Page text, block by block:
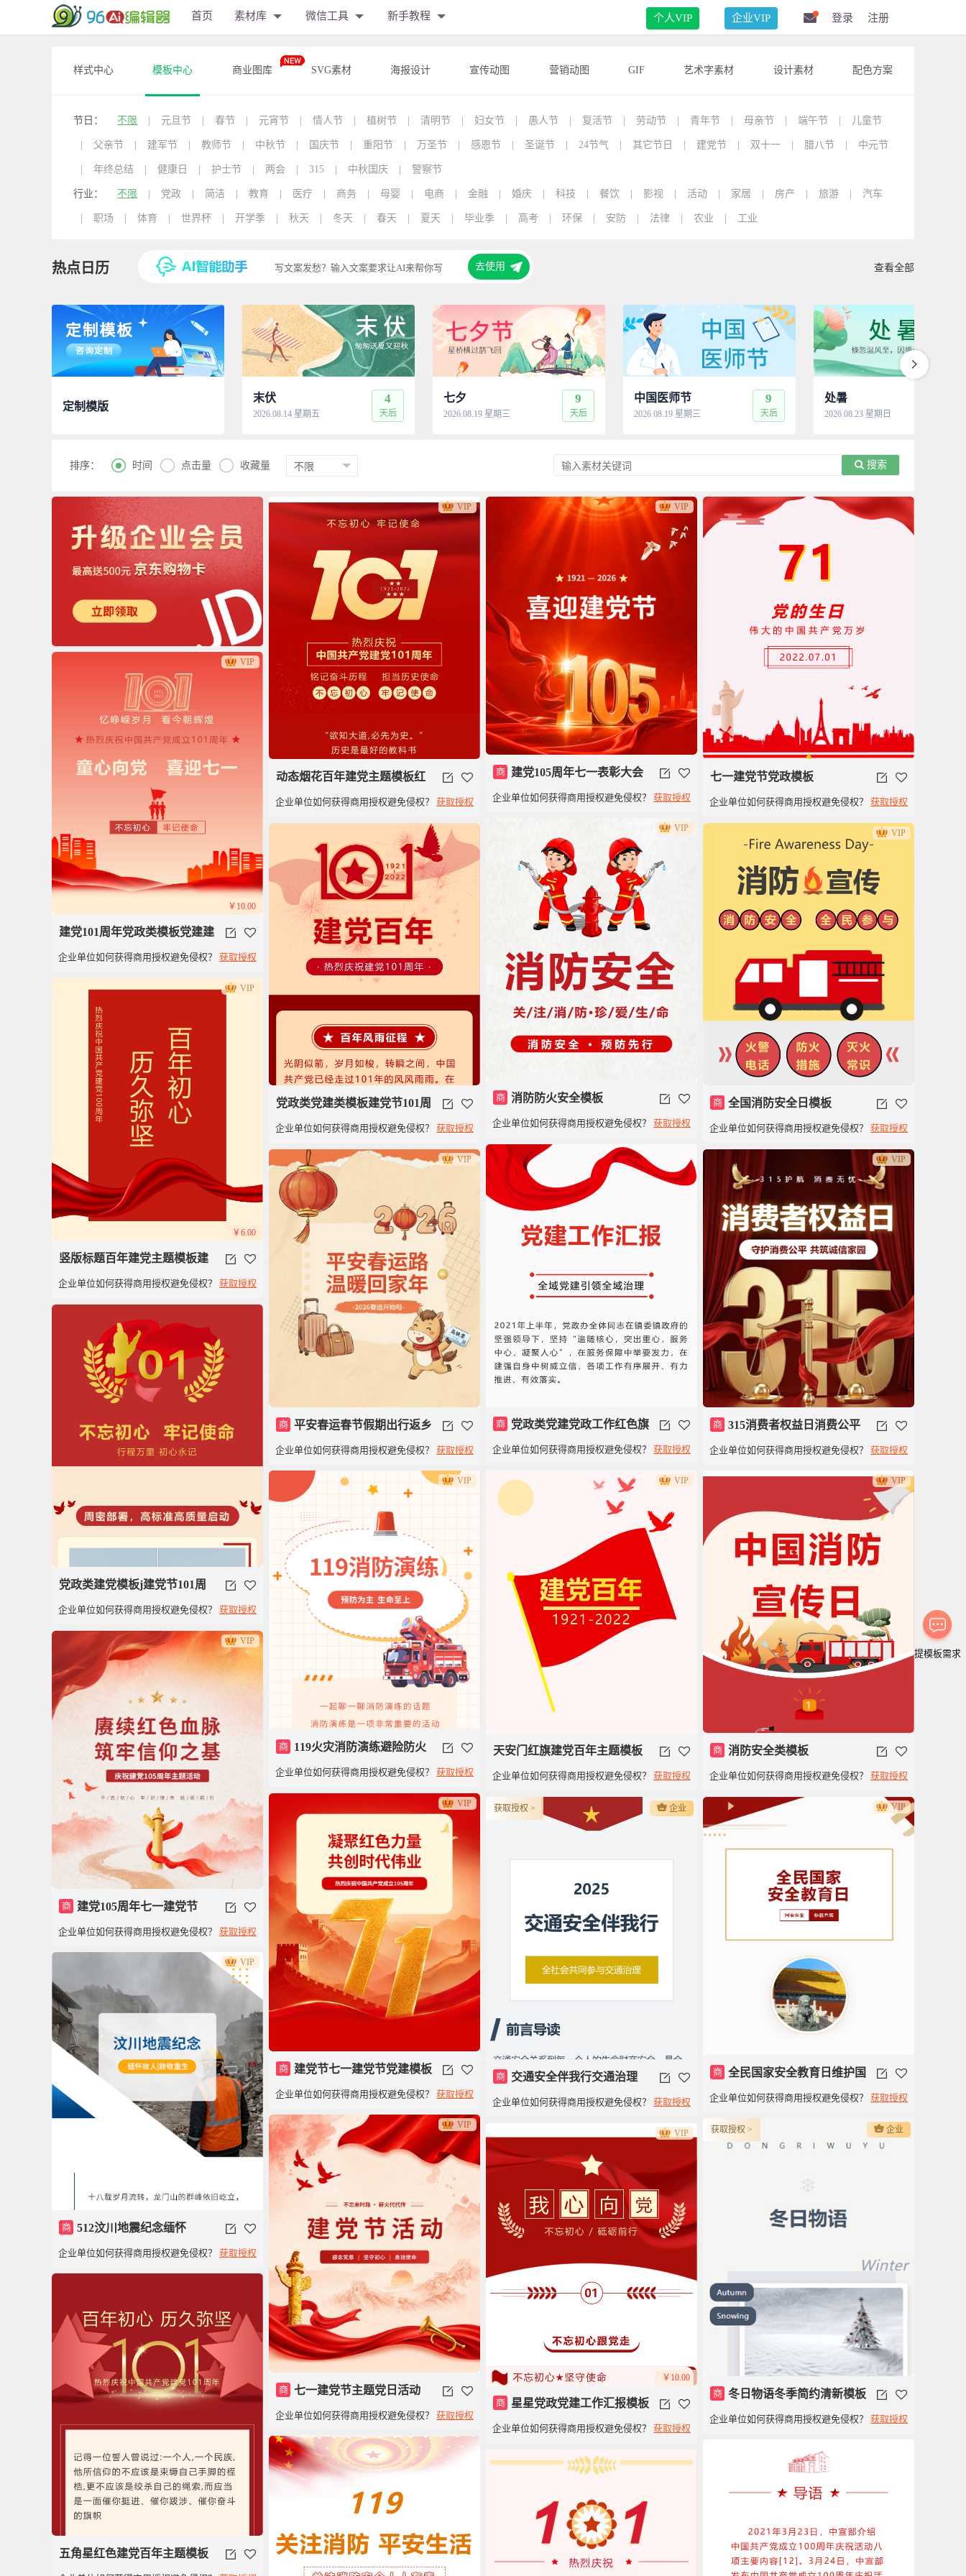
首页 素材库 微信工具 新手教程 个人VIP 企业VIP 登录 注册
样式中心 模板中心 商业图库 SVG素材 海报设计 宣传动图 营销动图 GIF 艺术字素材 设计素材 配色方案
节日： 不限 元旦节 春节 元宵节 情人节 植树节 清明节 妇女节 愚人节 复活节 劳动节 青年节 母亲节 端午节 儿童节
父亲节 建军节 教师节 中秋节 国庆节 重阳节 万圣节 感恩节 圣诞节 24节气 其它节日 建党节 双十一 腊八节 中元节
年终总结 健康日 护士节 两会 315 中秋国庆 警察节
行业： 不限 党政 简洁 教育 医疗 商务 母婴 电商 金融 婚庆 科技 餐饮 影视 活动 家居 房产 旅游 汽车
职场 体育 世界杯 开学季 秋天 冬天 春天 夏天 毕业季 高考 环保 安防 法律 农业 工业
热点日历 写文案发愁？输入文案要求让AI来帮你写 去使用 查看全部
定制模版
末伏
2026.08.14 星期五
4
天后
七夕
2026.08.19 星期三
9
天后
中国医师节
2026.08.19 星期三
9
天后
处暑
2026.08.23 星期日
排序：  时间  点击量  收藏量 搜索
VIP
动态烟花百年建党主题模板红
企业单位如何获得商用授权避免侵权？ 获取授权
VIP
商 建党105周年七一表彰大会
企业单位如何获得商用授权避免侵权？ 获取授权
七一建党节党政模板
企业单位如何获得商用授权避免侵权？ 获取授权
VIP
￥10.00
建党101周年党政类模板党建建
企业单位如何获得商用授权避免侵权？ 获取授权
VIP
商 消防防火安全模板
企业单位如何获得商用授权避免侵权？ 获取授权
党政类党建类模板建党节101周
企业单位如何获得商用授权避免侵权？ 获取授权
VIP
商 全国消防安全日模板
企业单位如何获得商用授权避免侵权？ 获取授权
VIP
￥6.00
竖版标题百年建党主题模板建
企业单位如何获得商用授权避免侵权？ 获取授权
商 党政类党建党政工作红色旗
企业单位如何获得商用授权避免侵权？ 获取授权
VIP
商 平安春运春节假期出行返乡
企业单位如何获得商用授权避免侵权？ 获取授权
VIP
商 315消费者权益日消费公平
企业单位如何获得商用授权避免侵权？ 获取授权
党政类建党模板j建党节101周
企业单位如何获得商用授权避免侵权？ 获取授权
VIP
商 119火灾消防演练避险防火
企业单位如何获得商用授权避免侵权？ 获取授权
VIP
天安门红旗建党百年主题模板
企业单位如何获得商用授权避免侵权？ 获取授权
VIP
商 消防安全类模板
企业单位如何获得商用授权避免侵权？ 获取授权
VIP
商 建党105周年七一建党节
企业单位如何获得商用授权避免侵权？ 获取授权
VIP
商 建党节七一建党节党建模板
企业单位如何获得商用授权避免侵权？ 获取授权
获取授权 > 企业
商 交通安全伴我行交通治理
企业单位如何获得商用授权避免侵权？ 获取授权
VIP
商 全民国家安全教育日维护国
企业单位如何获得商用授权避免侵权？ 获取授权
VIP
商 512汶川地震纪念缅怀
企业单位如何获得商用授权避免侵权？ 获取授权
VIP
商 七一建党节主题党日活动
企业单位如何获得商用授权避免侵权？ 获取授权
获取授权 > 企业
商 冬日物语冬季简约清新模板
企业单位如何获得商用授权避免侵权？ 获取授权
VIP
￥10.00
商 星星党政党建工作汇报模板
企业单位如何获得商用授权避免侵权？ 获取授权
五角星红色建党百年主题模板
提模板需求